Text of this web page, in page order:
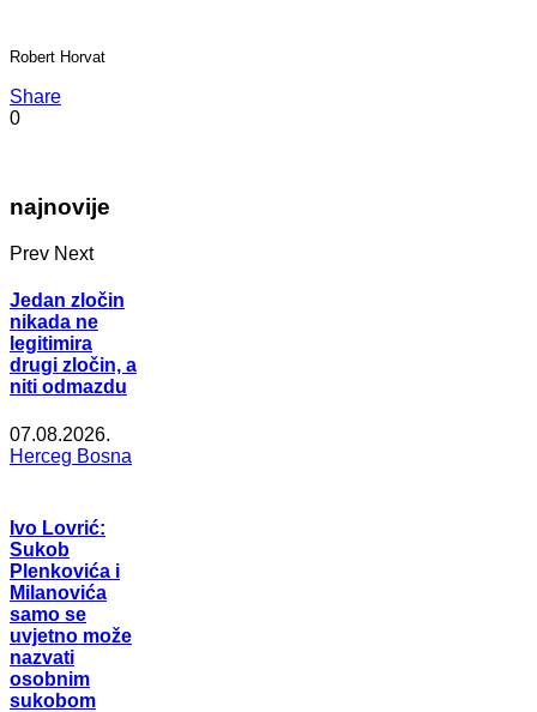
Robert Horvat
Share
0
najnovije
Prev Next
Jedan zločin
nikada ne
legitimira
drugi zločin, a
niti odmazdu
07.08.2026.
Herceg Bosna
Ivo Lovrić:
Sukob
Plenkovića i
Milanovića
samo se
uvjetno može
nazvati
osobnim
sukobom